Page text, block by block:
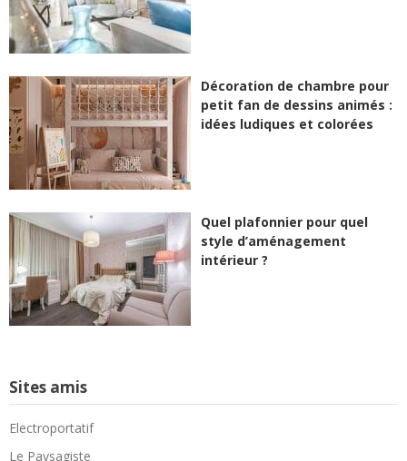
Décoration de chambre pour
petit fan de dessins animés :
idées ludiques et colorées
Quel plafonnier pour quel
style d’aménagement
intérieur ?
Sites amis
Electroportatif
Le Paysagiste